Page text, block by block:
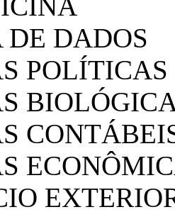
DADOS
POLÍTICAS